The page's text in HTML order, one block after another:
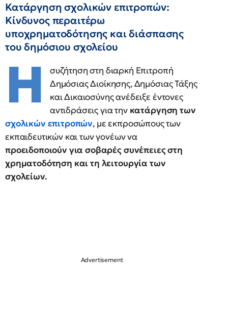
Κατάργηση σχολικών επιτροπών:
Κίνδυνος περαιτέρω
υποχρηματοδότησης και διάσπασης
του δημόσιου σχολείου
Η
συζήτηση στη διαρκή Επιτροπή
Δημόσιας Διοίκησης, Δημόσιας Τάξης
και Δικαιοσύνης ανέδειξε έντονες
αντιδράσεις για την κατάργηση των
σχολικών επιτροπών, με εκπροσώπους των
εκπαιδευτικών και των γονέων να
προειδοποιούν για σοβαρές συνέπειες στη
χρηματοδότηση και τη λειτουργία των
σχολείων.